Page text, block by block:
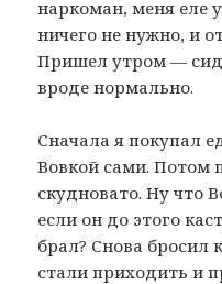
наркоман, меня еле
ничего не нужно, и
Пришел утром —
вроде нормально.
Сначала я покупал
Вовкой сами. Потом
скудновато. Ну что
если он до этого
брал? Снова
стали приходить и